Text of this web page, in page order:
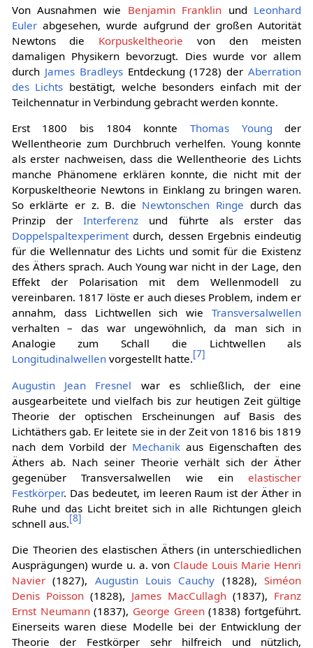
Von Ausnahmen wie Benjamin Franklin und Leonhard
Eulerabgesehen, wurde aufgrund der großen Autorität
Newtons die Korpuskeltheorie von den meisten
damaligen Physikern bevorzugt. Dies wurde vor allem
durch James BradleysEntdeckung (1728) derAberration
des Lichts bestätigt, welche besonders einfach mit der
Teilchennatur in Verbindung gebracht werden konnte.
Erst 1800 bis 1804 konnte Thomas Young der
Wellentheorie zum Durchbruch verhelfen. Young konnte
als erster nachweisen, dass die Wellentheorie des Lichts
manche Phänomene erklären konnte, die nicht mit der
Korpuskeltheorie Newtons in Einklang zu bringen waren.
So erklärte er z. B. die Newtonschen Ringe durch das
Prinzip derInterferenz und führte als erster das
Doppelspaltexperimentdurch, dessen Ergebnis eindeutig
für die Wellennatur des Lichts und somit für die Existenz
des Äthers sprach. Auch Young war nicht in der Lage, den
Effekt der Polarisation mit dem Wellenmodell zu
vereinbaren. 1817 löste er auch dieses Problem, indem er
annahm, dass Lichtwellen sich wieTransversalwellen
verhalten – das war ungewöhnlich, da man sich in
Analogie zum Schall die Lichtwellen als
Longitudinalwellenvorgestellt hatte.[7]
Augustin Jean Fresnel war es schließlich, der eine
ausgearbeitete und vielfach bis zur heutigen Zeit gültige
Theorie der optischen Erscheinungen auf Basis des
Lichtäthers gab. Er leitete sie in der Zeit von 1816 bis 1819
nach dem Vorbild der Mechanik aus Eigenschaften des
Äthers ab. Nach seiner Theorie verhält sich der Äther
gegenüber Transversalwellen wie einelastischer
Festkörper. Das bedeutet, im leeren Raum ist der Äther in
Ruhe und das Licht breitet sich in alle Richtungen gleich
schnell aus.[8]
Die Theorien des elastischen Äthers (in unterschiedlichen
Ausprägungen) wurde u. a. von Claude Louis Marie Henri
Navier(1827), Augustin Louis Cauchy (1828),Siméon
Denis Poisson(1828), James MacCullagh (1837), Franz
Ernst Neumann(1837), George Green(1838) fortgeführt.
Einerseits waren diese Modelle bei der Entwicklung der
Theorie der Festkörper sehr hilfreich und nützlich,